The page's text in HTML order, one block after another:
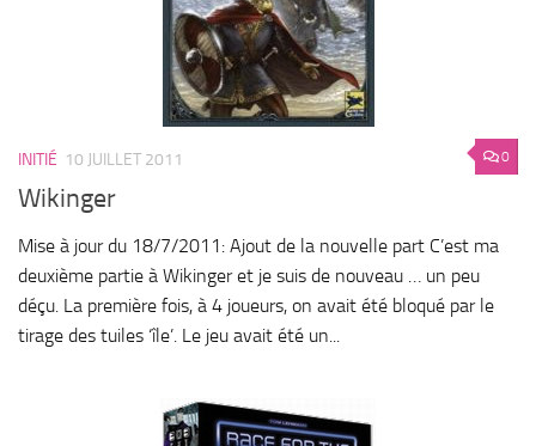
0
INITIÉ 10 JUILLET 2011
Wikinger
Mise à jour du 18/7/2011: Ajout de la nouvelle part C’est ma
deuxième partie à Wikinger et je suis de nouveau … un peu
déçu. La première fois, à 4 joueurs, on avait été bloqué par le
tirage des tuiles ‘île’. Le jeu avait été un...